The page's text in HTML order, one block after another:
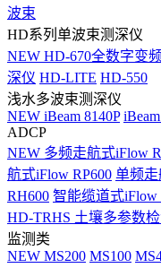
波束
HD系列单波束测深仪
NEW HD-670全数字变
深仪 HD-LITE HD-550
浅水多波束测深仪
NEW iBeam 8140P
ADCP
NEW 多频走航式iFlow
航式iFlow RP600 单频走
RH600 智能缆道式iFlow
HD-TRHS 土壤多参数
监测类
NEW MS200 MS100